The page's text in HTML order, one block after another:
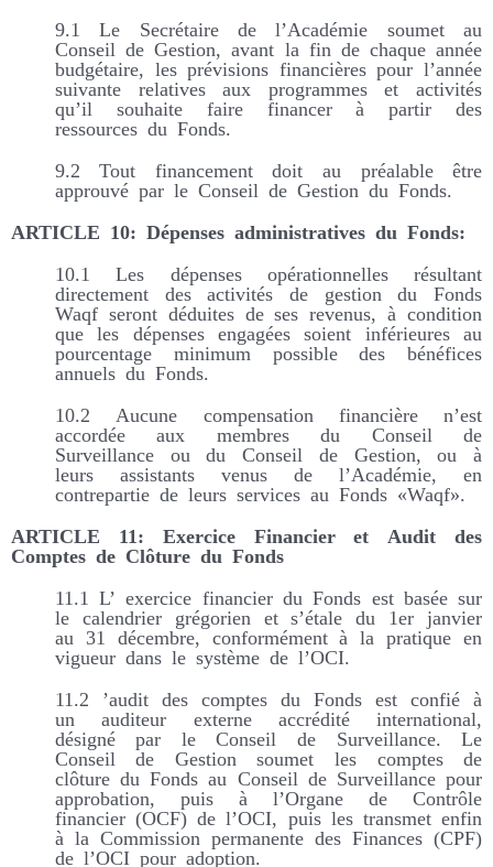
9.1 Le Secrétaire de l’Académie soumet au
Conseil de Gestion, avant la fin de chaque année
budgétaire, les prévisions financières pour l’année
suivante relatives aux programmes et activités
qu’il souhaite faire financer à partir des
ressources du Fonds.
9.2 Tout financement doit au préalable être
approuvé par le Conseil de Gestion du Fonds.
ARTICLE 10: Dépenses administratives du Fonds:
10.1 Les dépenses opérationnelles résultant
directement des activités de gestion du Fonds
Waqf seront déduites de ses revenus, à condition
que les dépenses engagées soient inférieures au
pourcentage minimum possible des bénéfices
annuels du Fonds.
10.2 Aucune compensation financière n’est
accordée aux membres du Conseil de
Surveillance ou du Conseil de Gestion, ou à
leurs assistants venus de l’Académie, en
contrepartie de leurs services au Fonds «Waqf».
ARTICLE 11: Exercice Financier et Audit des
Comptes de Clôture du Fonds
11.1 L’ exercice financier du Fonds est basée sur
le calendrier grégorien et s’étale du 1er janvier
au 31 décembre, conformément à la pratique en
vigueur dans le système de l’OCI.
11.2 ’audit des comptes du Fonds est confié à
un auditeur externe accrédité international,
désigné par le Conseil de Surveillance. Le
Conseil de Gestion soumet les comptes de
clôture du Fonds au Conseil de Surveillance pour
approbation, puis à l’Organe de Contrôle
financier (OCF) de l’OCI, puis les transmet enfin
à la Commission permanente des Finances (CPF)
de l’OCI pour adoption.